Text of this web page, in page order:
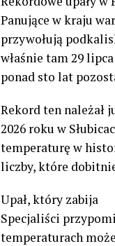
Panujące w kraju
przywołują
właśnie tam 29
ponad sto lat
Rekord ten należał
2026 roku w
temperaturę w
liczby, które
Upał, który zabija
Specjaliści
temperaturach